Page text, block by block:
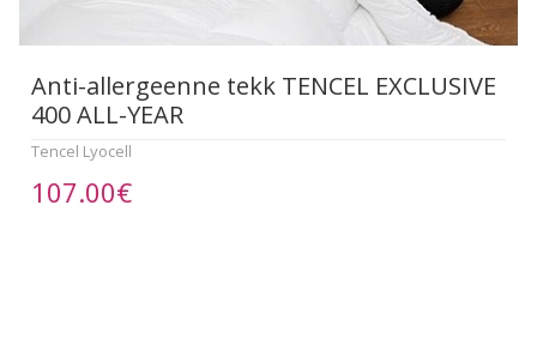
Anti-allergeenne tekk TENCEL EXCLUSIVE
400 ALL-YEAR
Tencel Lyocell
107.00€